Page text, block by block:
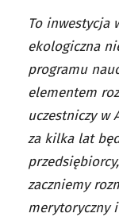
To inwestycja
ekologiczna
programu
elementem
uczestniczy w
za kilka lat
zaczniemy
merytoryczny